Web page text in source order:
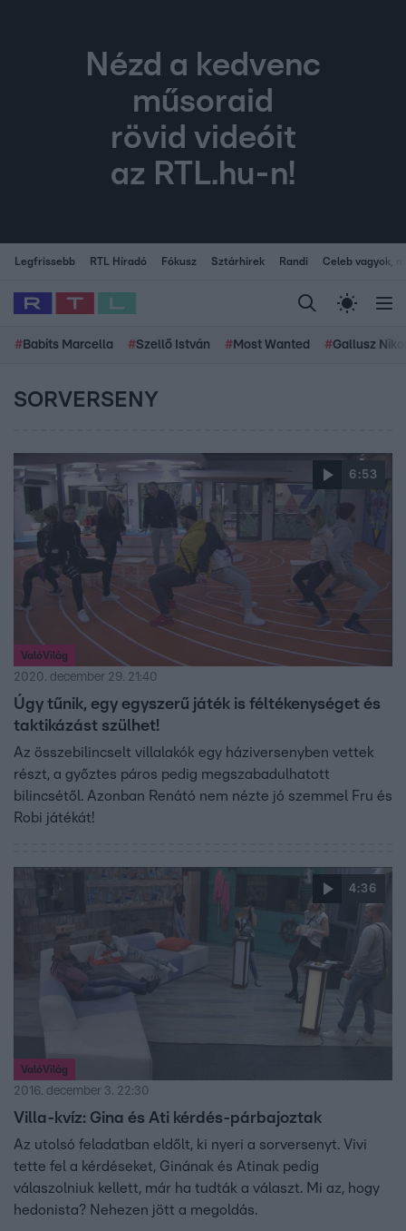
Nézd a kedvenc
műsoraid
rövid videóit
az RTL.hu-n!
Legfrissebb RTL Híradó Fókusz Sztárhírek Randi Celeb vagyok,
# Babits Marcella #Szellő István # Most Wanted #Gallusz
SORVERSENY
6:53
ValóVilág
2020. december 29. 21:40
Úgy tűnik, egy egyszerű játék is féltékenységet és
taktikázást szülhet!
Az összebilincselt villalakók egy háziversenyben vettek
részt, a győztes páros pedig megszabadulhatott
bilincsétől. Azonban Renátó nem nézte jó szemmel Fru és
Robi játékát!
4:36
ValóVilág
2016. december 3. 22:30
Villa-kvíz: Gina és Ati kérdés-párbajoztak
Az utolsó feladatban eldőlt, ki nyeri a sorversenyt. Vivi
tette fel a kérdéseket, Ginának és Atinak pedig
válaszolniuk kellett, már ha tudták a választ. Mi az, hogy
hedonista? Nehezen jött a megoldás.